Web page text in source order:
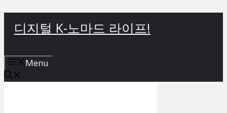
로
건
너
디지털 K-노마드 라이프!
Menu